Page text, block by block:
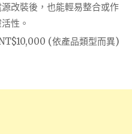
改裝後，也能輕易整合或作
性。
(依產品類型而異)